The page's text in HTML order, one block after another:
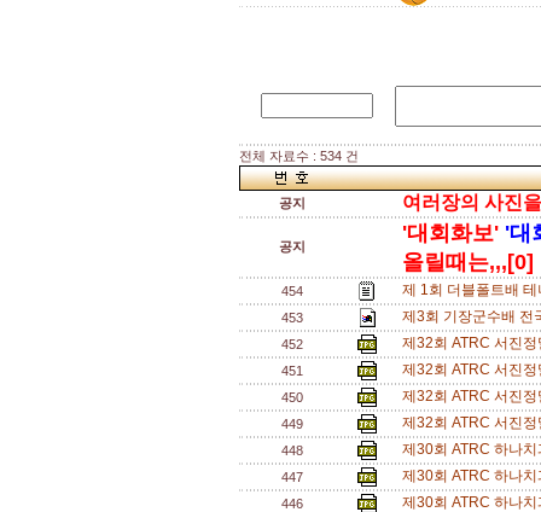
전체 자료수 : 534 건
공지 여러장의 사진
공지
'대회화보' '대
올릴때는,,,[0]
454 제 1회 더블폴트배
453 제3회 기장군수배
452 제32회 ATRC 서진
451 제32회 ATRC 서진
450 제32회 ATRC 서진
449 제32회 ATRC 서진
448 제30회 ATRC 하나
447 제30회 ATRC 하나
446 제30회 ATRC 하나